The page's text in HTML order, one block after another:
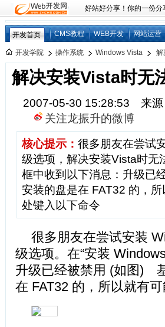
好站好分享！你的一份分
开发首页 CMS教程 WEB开发 网站运营
开发学院 操作系统 Windows Vista 解
解决安装Vista时无
2007-05-30 15:28:53 来
关注龙振升的微博
核心提示： 很多朋友在尝试
级选项，解决安装Vista时无
框中收到以下消息：升级已
安装的盘是在 FAT32 的，
处键入以下命令
很多朋友在尝试安装
级选项。在“安装
升级已经被禁用 (如图)
在 FAT32 的，所以就有可